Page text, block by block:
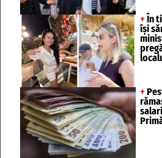
+ În
își
+